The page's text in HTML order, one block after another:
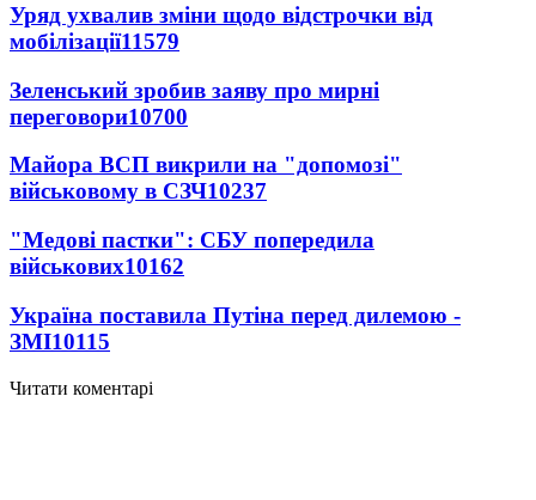
Уряд ухвалив зміни щодо відстрочки від
мобілізації11579
Зеленський зробив заяву про мирні
переговори10700
Майора ВСП викрили на "допомозі"
військовому в СЗЧ10237
"Медові пастки": СБУ попередила
військових10162
Україна поставила Путіна перед дилемою -
ЗМІ10115
Читати коментарі